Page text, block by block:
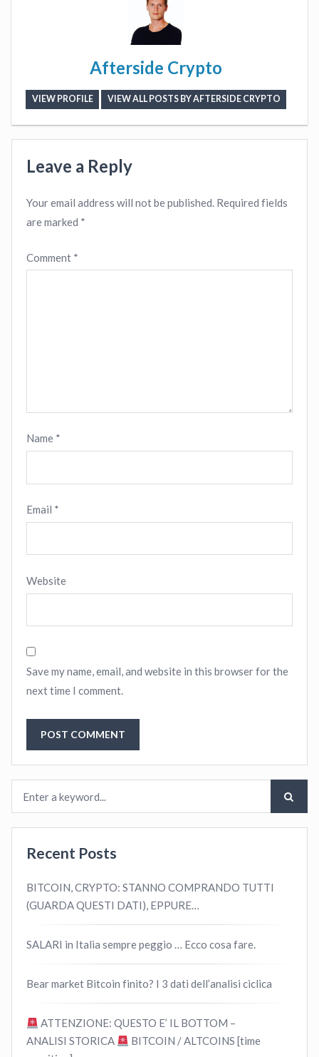
Afterside Crypto
VIEW PROFILE VIEW ALL POSTS BY AFTERSIDE CRYPTO
Leave a Reply
Your email address will not be published. Required fields
are marked *
Comment *
Name *
Email *
Website
Save my name, email, and website in this browser for the
next time I comment.
Recent Posts
BITCOIN, CRYPTO: STANNO COMPRANDO TUTTI
(GUARDA QUESTI DATI), EPPURE…
SALARI in Italia sempre peggio … Ecco cosa fare.
Bear market Bitcoin finito? I 3 dati dell’analisi ciclica
ATTENZIONE: QUESTO E’ IL BOTTOM –
ANALISI STORICA
BITCOIN / ALTCOINS [time